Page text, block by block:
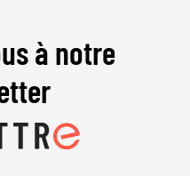
à notre